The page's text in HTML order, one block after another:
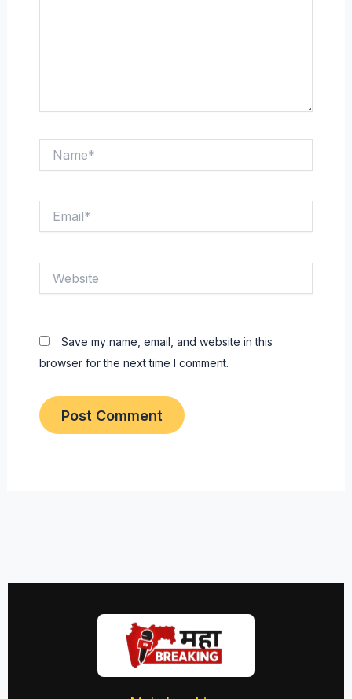
Save my name, email, and website in this
browser for the next time I comment.